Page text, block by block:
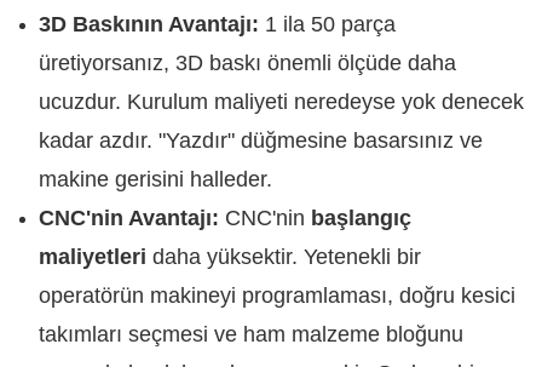
3D Baskının Avantajı: 1 ila 50 parça
üretiyorsanız, 3D baskı önemli ölçüde daha
ucuzdur. Kurulum maliyeti neredeyse yok denecek
kadar azdır. "Yazdır" düğmesine basarsınız ve
makine gerisini halleder.
CNC'nin Avantajı: CNC'nin başlangıç ​​
maliyetleri daha yüksektir. Yetenekli bir
operatörün makineyi programlaması, doğru kesici
takımları seçmesi ve ham malzeme bloğunu